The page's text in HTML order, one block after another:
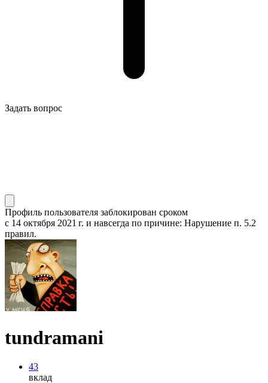
Задать вопрос
Профиль пользователя заблокирован сроком
с 14 октября 2021 г. и навсегда по причине: Нарушение п. 5.2
правил.
tundramani
43
вклад